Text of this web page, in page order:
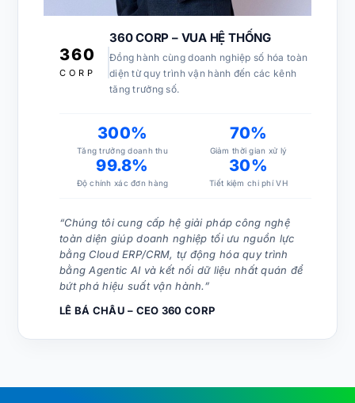
360
CORP
360 CORP – VUA HỆ THỐNG
Đồng hành cùng doanh nghiệp số hóa toàn
diện từ quy trình vận hành đến các kênh
tăng trưởng số.
300%
Tăng trưởng doanh thu
70%
Giảm thời gian xử lý
99.8%
Độ chính xác đơn hàng
30%
Tiết kiệm chi phí VH
“Chúng tôi cung cấp hệ giải pháp công nghệ
toàn diện giúp doanh nghiệp tối ưu nguồn lực
bằng Cloud ERP/CRM, tự động hóa quy trình
bằng Agentic AI và kết nối dữ liệu nhất quán để
bứt phá hiệu suất vận hành.”
LÊ BÁ CHÂU – CEO 360 CORP